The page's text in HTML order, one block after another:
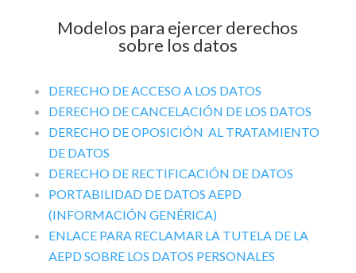
Modelos para ejercer derechos
sobre los datos
DERECHO DE ACCESO A LOS DATOS
DERECHO DE CANCELACIÓN DE LOS DATOS
DERECHO DE OPOSICIÓN AL TRATAMIENTO
DE DATOS
DERECHO DE RECTIFICACIÓN DE DATOS
PORTABILIDAD DE DATOS AEPD
(INFORMACIÓN GENÉRICA)
ENLACE PARA RECLAMAR LA TUTELA DE LA
AEPD SOBRE LOS DATOS PERSONALES